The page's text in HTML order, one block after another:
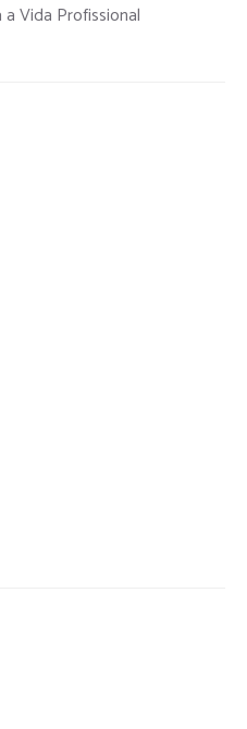
Vida Profissional